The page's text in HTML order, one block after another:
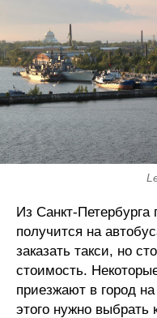
Из Санкт-
получится на
заказать такси, но
стоимость.
приезжают в город
этого нужно выбрать